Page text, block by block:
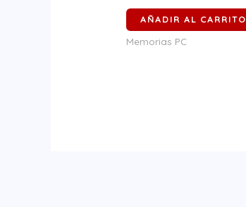
AÑADIR AL CARRITO
Memorias PC